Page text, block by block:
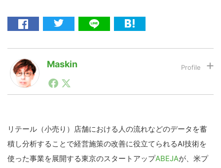
Maskin
1990年代初頭から記者としてまた起業家としてITスタ
ートアップ業界のハードウェアからソフトウェアの事業
生から普及成長までを最前線で見てきた生き字引として
注目される。通信キャリアのニュースポータルの創業デ
スクとして数億PV事業に。世界最大IT系メディア（ス
ペイン）の元日本編集長、World Innovation Lab(WiL)
などを経て、現在、スタートアップ支援側の取り組みに
リテール（小売り）店舗における人の流れなどのデータを蓄
積し分析することで経営施策の改善に役立てられるAI技術を
使った事業を展開する東京のスタートアップABEJAが、米プ
Re:Work
AI
暗号資産
VR/AR
[Voice Edition]
[YouTube]
LINE
特集
Daily Weekly